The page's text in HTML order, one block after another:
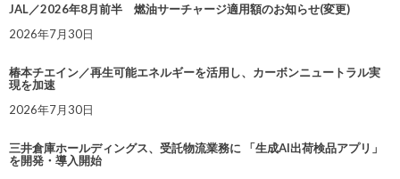
JAL／2026年8月前半 燃油サーチャージ適用額のお知らせ(変更)
2026年7月30日
椿本チエイン／再生可能エネルギーを活用し、カーボンニュートラル実
現を加速
2026年7月30日
三井倉庫ホールディングス、受託物流業務に 「生成AI出荷検品アプリ」
を開発・導入開始